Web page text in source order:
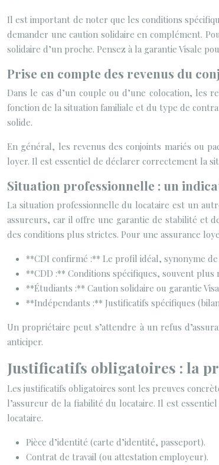
Il est important de noter que les conditions
demander une caution solidaire en complément.
solidaire d’un proche. Pensez à la garantie Visale
Prise en compte des revenus du
Dans le cas d’un couple ou d’une colocation, les
fonction de la situation familiale et du type de
solide.
En général, les revenus des conjoints mariés ou
loyer. Il est essentiel de déclarer correctement la
Situation professionnelle : un
La situation professionnelle du locataire est un
assureurs, car il offre une garantie de stabilité et
des conditions plus strictes. Pour une assurance
**CDI confirmé :** Le profil idéal, synonyme
**CDD :** Conditions spécifiques, souvent
**Étudiants :** Caution solidaire ou garantie
**Indépendants :** Justificatifs spécifiques
Un propriétaire peut s’attendre à un refus
anticiper.
Justificatifs obligatoires : la
Les justificatifs obligatoires sont les preuves
l’assureur de la fiabilité du locataire. Il est
locataire.
Pièce d’identité (carte d’identité, passeport).
Contrat de travail (ou attestation employeur).